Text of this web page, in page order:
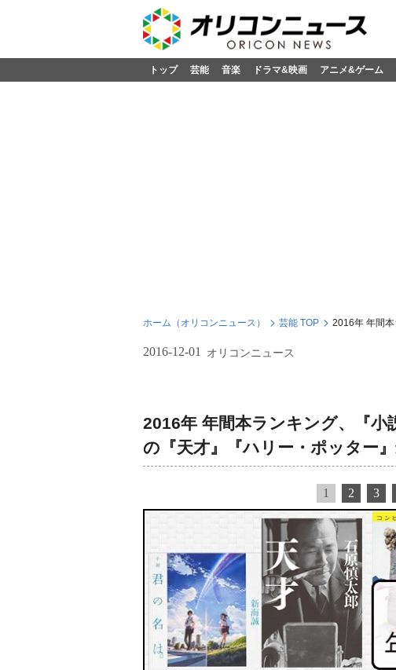
トップ 芸能 音楽 ドラマ&映画 アニメ&ゲーム
ホーム（オリコンニュース） 芸能 TOP 2016年 年間
2016-12-01 オリコンニュース
2016年 年間本ランキング、『小
の『天才』『ハリー・ポッター
1 2 3